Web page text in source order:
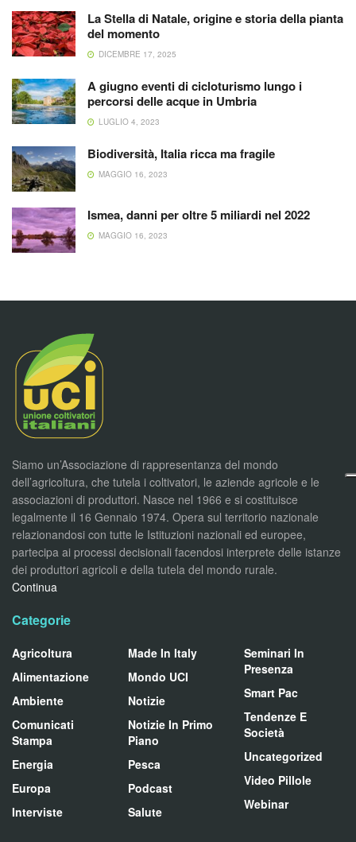
La Stella di Natale, origine e storia della pianta
del momento
DICEMBRE 17, 2025
A giugno eventi di cicloturismo lungo i
percorsi delle acque in Umbria
LUGLIO 4, 2023
Biodiversità, Italia ricca ma fragile
MAGGIO 16, 2023
Ismea, danni per oltre 5 miliardi nel 2022
MAGGIO 16, 2023
Siamo un’Associazione di rappresentanza del mondo
dell’agricoltura, che tutela i coltivatori, le aziende agricole e le
associazioni di produttori. Nasce nel 1966 e si costituisce
legalmente il 16 Gennaio 1974. Opera sul territorio nazionale
relazionandosi con tutte le Istituzioni nazionali ed europee,
partecipa ai processi decisionali facendosi interprete delle istanze
dei produttori agricoli e della tutela del mondo rurale.
Continua
Categorie
Agricoltura
Alimentazione
Ambiente
Comunicati
Stampa
Energia
Europa
Interviste
Made In Italy
Mondo UCI
Notizie
Notizie In Primo
Piano
Pesca
Podcast
Salute
Seminari In
Presenza
Smart Pac
Tendenze E
Società
Uncategorized
Video Pillole
Webinar